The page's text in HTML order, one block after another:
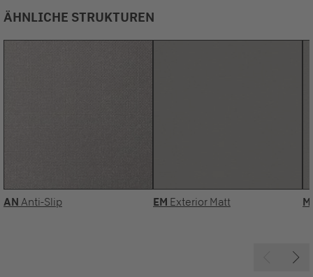
ÄHNLICHE STRUKTUREN
AN Anti-Slip EM Exterior Matt